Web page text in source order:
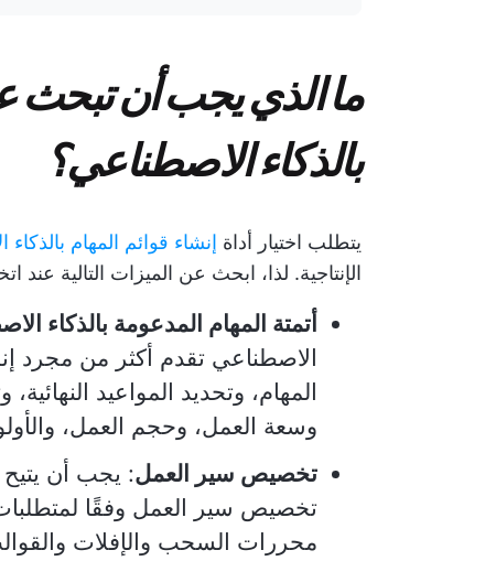
ما الذي يجب أن تبحث
بالذكاء الاصطناعي؟
يتطلب اختيار أداة إنشاء قوائم المهام
الإنتاجية. لذا، ابحث عن الميزات التالية عند
أتمتة المهام المدعومة بالذكاء
الاصطناعي تقدم أكثر من مجرد
المهام، وتحديد المواعيد
وسعة العمل، وحجم العمل،
تخصيص سير العمل: يجب أن يتيح
تخصيص سير العمل وفقًا
محررات السحب والإفلات